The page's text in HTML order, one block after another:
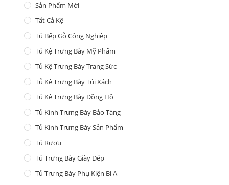
Sản Phẩm Mới
Tất Cả Kệ
Tủ Bếp Gỗ Công Nghiệp
Tủ Kệ Trưng Bày Mỹ Phẩm
Tủ Kệ Trưng Bày Trang Sức
Tủ Kệ Trưng Bày Túi Xách
Tủ Kệ Trưng Bày Đồng Hồ
Tủ Kính Trưng Bày Bảo Tàng
Tủ Kính Trưng Bày Sản Phẩm
Tủ Rượu
Tủ Trưng Bày Giày Dép
Tủ Trưng Bày Phụ Kiện Bi A